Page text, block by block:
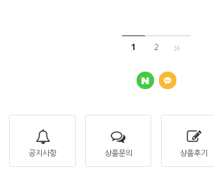
1 2
공지사항 상품문의 상품후기